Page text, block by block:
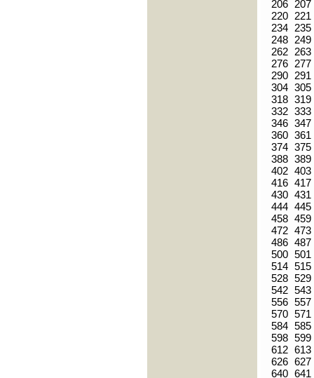
206 207
220
221
234
235
248
249
262
263
276
277
290
291
304 305
318 319
332 333
346 347
360 361
374 375
388 389
402 403
416 417
430 431
444 445
458 459
472 473
486 487
500 501
514 515
528 529
542 543
556 557
570 571
584 585
598 599
612 613
626 627
640 641